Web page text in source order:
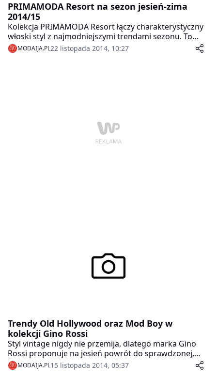
PRIMAMODA Resort na sezon jesień-zima
2014/15
Kolekcja PRIMAMODA Resort łączy charakterystyczny
włoski styl z najmodniejszymi trendami sezonu. To
propozycje przede wszystkim dla pewnych siebie
kobiet, które prowadzą aktywne, pełne wyzwań,
MODAIJA.PL22 listopada 2014, 10:27
Trendy Old Hollywood oraz Mod Boy w
kolekcji Gino Rossi
Styl vintage nigdy nie przemija, dlatego marka Gino
Rossi proponuje na jesień powrót do sprawdzonej,
dobrej klasyki – kobiecej mody Old Hollywood oraz
eleganckiego stylu Londynu lat 60-tych Mod Boy. To
MODAIJA.PL15 listopada 2014, 05:37